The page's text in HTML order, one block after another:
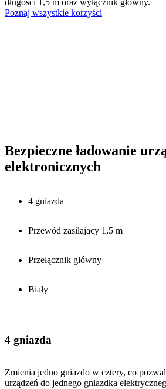
Poznaj wszystkie korzyści
Bezpieczne ładowanie
elektronicznych
4 gniazda
Przewód zasilający 1,5 m
Przełącznik główny
Biały
4 gniazda
Zmienia jedno gniazdo w cztery, co
urządzeń do jednego gniazdka